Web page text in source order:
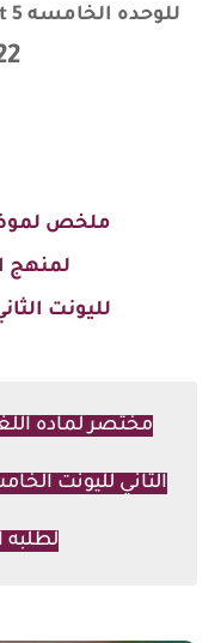
للوحده الخامسه Unit 5 ملخصه ومبسطه
ملخص
لمنهج
لليونت
مختصر لماده
الثاني لليونت
لطلبه